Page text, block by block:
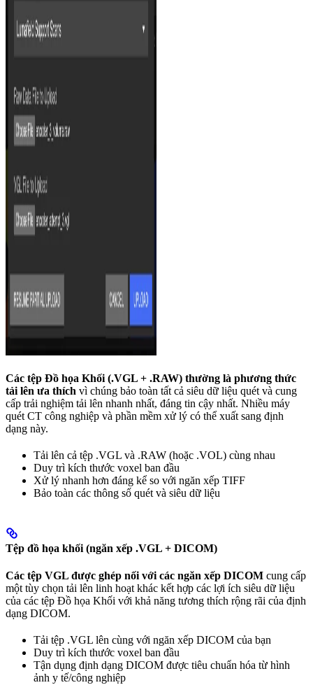
Các tệp Đồ họa Khối (.VGL + .RAW) thường là phương thức
tải lên ưa thích vì chúng bảo toàn tất cả siêu dữ liệu quét và cung
cấp trải nghiệm tải lên nhanh nhất, đáng tin cậy nhất. Nhiều máy
quét CT công nghiệp và phần mềm xử lý có thể xuất sang định
dạng này.
Tải lên cả tệp .VGL và .RAW (hoặc .VOL) cùng nhau
Duy trì kích thước voxel ban đầu
Xử lý nhanh hơn đáng kể so với ngăn xếp TIFF
Bảo toàn các thông số quét và siêu dữ liệu
Tệp đồ họa khối (ngăn xếp .VGL + DICOM)
Các tệp VGL được ghép nối với các ngăn xếp DICOM cung cấp
một tùy chọn tải lên linh hoạt khác kết hợp các lợi ích siêu dữ liệu
của các tệp Đồ họa Khối với khả năng tương thích rộng rãi của định
dạng DICOM.
Tải tệp .VGL lên cùng với ngăn xếp DICOM của bạn
Duy trì kích thước voxel ban đầu
Tận dụng định dạng DICOM được tiêu chuẩn hóa từ hình
ảnh y tế/công nghiệp